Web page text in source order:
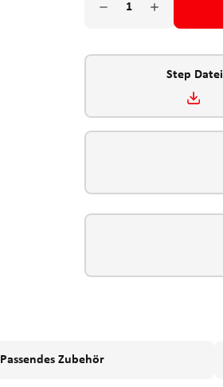
Step Datei
Passendes Zubehör